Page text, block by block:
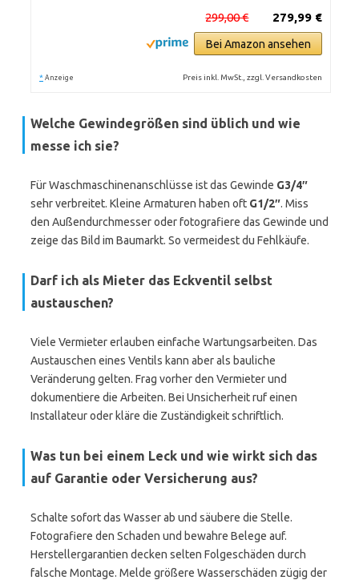
279,99 €
299,00 €
Bei Amazon ansehen
* Anzeige Preis inkl. MwSt., zzgl. Versandkosten
Welche Gewindegrößen sind üblich und wie
messe ich sie?
Für Waschmaschinenanschlüsse ist das Gewinde G3/4″
sehr verbreitet. Kleine Armaturen haben oft G1/2″. Miss
den Außendurchmesser oder fotografiere das Gewinde und
zeige das Bild im Baumarkt. So vermeidest du Fehlkäufe.
Darf ich als Mieter das Eckventil selbst
austauschen?
Viele Vermieter erlauben einfache Wartungsarbeiten. Das
Austauschen eines Ventils kann aber als bauliche
Veränderung gelten. Frag vorher den Vermieter und
dokumentiere die Arbeiten. Bei Unsicherheit ruf einen
Installateur oder kläre die Zuständigkeit schriftlich.
Was tun bei einem Leck und wie wirkt sich das
auf Garantie oder Versicherung aus?
Schalte sofort das Wasser ab und säubere die Stelle.
Fotografiere den Schaden und bewahre Belege auf.
Herstellergarantien decken selten Folgeschäden durch
falsche Montage. Melde größere Wasserschäden zügig der